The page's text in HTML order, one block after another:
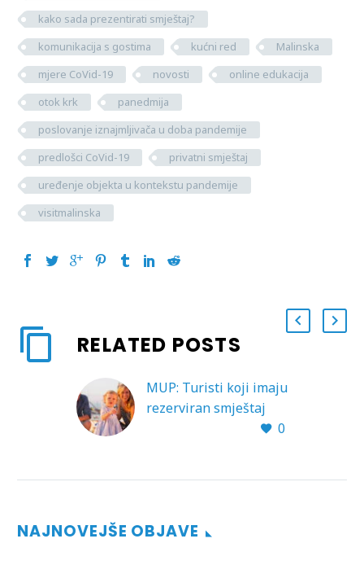
kako sada prezentirati smještaj?
komunikacija s gostima
kućni red
Malinska
mjere CoVid-19
novosti
online edukacija
otok krk
panedmija
poslovanje iznajmljivača u doba pandemije
predlošci CoVid-19
privatni smještaj
uređenje objekta u kontekstu pandemije
visitmalinska
RELATED POSTS
MUP: Turisti koji imaju
rezerviran smještaj
trebaju imati potvrdu 0
NAJNOVEJŠE OBJAVE